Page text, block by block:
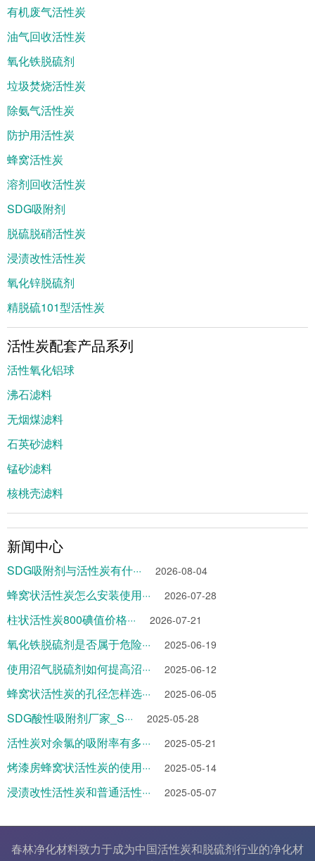
有机废气活性炭
油气回收活性炭
氧化铁脱硫剂
垃圾焚烧活性炭
除氨气活性炭
防护用活性炭
蜂窝活性炭
溶剂回收活性炭
SDG吸附剂
脱硫脱硝活性炭
浸渍改性活性炭
氧化锌脱硫剂
精脱硫101型活性炭
活性炭配套产品系列
活性氧化铝球
沸石滤料
无烟煤滤料
石英砂滤料
锰砂滤料
核桃壳滤料
新闻中心
SDG吸附剂与活性炭有什··· 2026-08-04
蜂窝状活性炭怎么安装使用··· 2026-07-28
柱状活性炭800碘值价格··· 2026-07-21
氧化铁脱硫剂是否属于危险··· 2025-06-19
使用沼气脱硫剂如何提高沼··· 2025-06-12
蜂窝状活性炭的孔径怎样选··· 2025-06-05
SDG酸性吸附剂厂家_S··· 2025-05-28
活性炭对余氯的吸附率有多··· 2025-05-21
烤漆房蜂窝状活性炭的使用··· 2025-05-14
浸渍改性活性炭和普通活性··· 2025-05-07
春林净化材料致力于成为中国活性炭和脱硫剂行业的净化材